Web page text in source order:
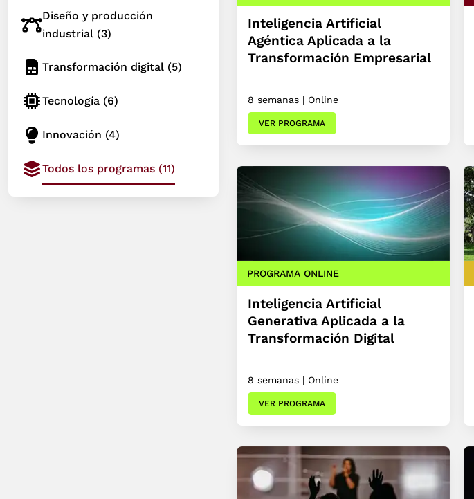
Diseño y producción
industrial (3)
Transformación digital (5)
Tecnología (6)
Innovación (4)
Todos los programas (11)
Inteligencia Artificial
Agéntica Aplicada a la
Transformación Empresarial
8 semanas | Online
VER PROGRAMA
PROGRAMA ONLINE
Inteligencia Artificial
Generativa Aplicada a la
Transformación Digital
8 semanas | Online
VER PROGRAMA